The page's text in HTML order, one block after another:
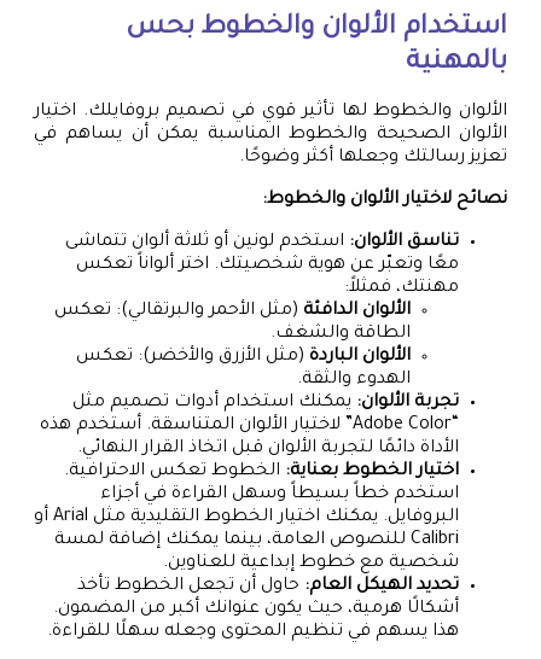
استخدام الألوان والخطوط بحس
بالمهنية
الألوان والخطوط لها تأثير قوي في تصميم بروفايلك. اختيار
الألوان الصحيحة والخطوط المناسبة يمكن أن يساهم في
تعزيز رسالتك وجعلها أكثر وضوحًا.
نصائح لاختيار الألوان والخطوط:
تناسق الألوان: استخدم لونين أو ثلاثة ألوان تتماشى
معًا وتعبّر عن هوية شخصيتك. اختر ألواناً تعكس
مهنتك، فمثلاً:
الألوان الدافئة (مثل الأحمر والبرتقالي): تعكس
الطاقة والشغف.
الألوان الباردة (مثل الأزرق والأخضر): تعكس
الهدوء والثقة.
تجربة الألوان: يمكنك استخدام أدوات تصميم مثل
“Adobe Color” لاختيار الألوان المتناسقة. أستخدم هذه
الأداة دائمًا لتجربة الألوان قبل اتخاذ القرار النهائي.
اختيار الخطوط بعناية: الخطوط تعكس الاحترافية.
استخدم خطاً بسيطاً وسهل القراءة في أجزاء
البروفايل. يمكنك اختيار الخطوط التقليدية مثل Arial أو
Calibri للنصوص العامة، بينما يمكنك إضافة لمسة
شخصية مع خطوط إبداعية للعناوين.
تحديد الهيكل العام: حاول أن تجعل الخطوط تأخذ
أشكالًا هرمية، حيث يكون عنوانك أكبر من المضمون.
هذا يسهم في تنظيم المحتوى وجعله سهلًا للقراءة.